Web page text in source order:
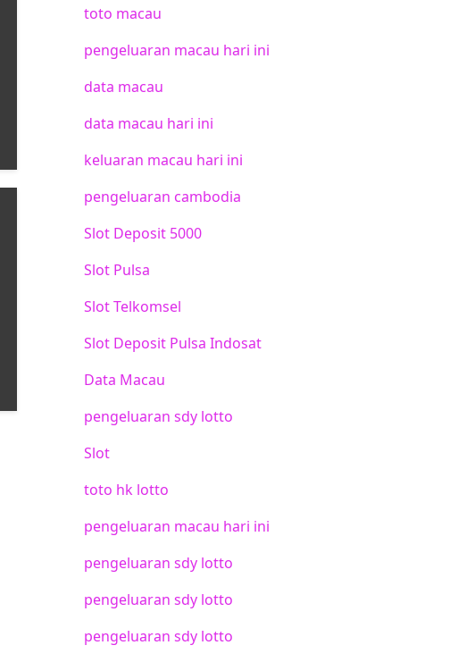
toto macau
pengeluaran macau hari ini
data macau
data macau hari ini
keluaran macau hari ini
pengeluaran cambodia
Slot Deposit 5000
Slot Pulsa
Slot Telkomsel
Slot Deposit Pulsa Indosat
Data Macau
pengeluaran sdy lotto
Slot
toto hk lotto
pengeluaran macau hari ini
pengeluaran sdy lotto
pengeluaran sdy lotto
pengeluaran sdy lotto